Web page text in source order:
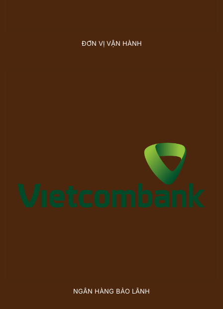
ĐƠN VỊ VẬN HÀNH
NGÂN HÀNG BẢO LÃNH